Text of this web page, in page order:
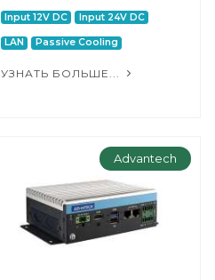
Input 12V DC Input 24V DC
LAN Passive Cooling
УЗНАТЬ БОЛЬШЕ...
Advantech